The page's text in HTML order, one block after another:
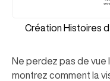
Création Histoires
Ne perdez pas de vue
montrez comment la